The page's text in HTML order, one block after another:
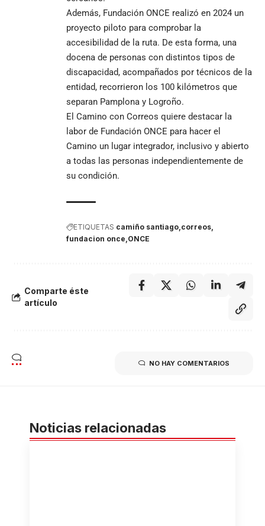
Además, Fundación ONCE realizó en 2024 un
proyecto piloto para comprobar la
accesibilidad de la ruta. De esta forma, una
docena de personas con distintos tipos de
discapacidad, acompañados por técnicos de la
entidad, recorrieron los 100 kilómetros que
separan Pamplona y Logroño.
El Camino con Correos quiere destacar la
labor de Fundación ONCE para hacer el
Camino un lugar integrador, inclusivo y abierto
a todas las personas independientemente de
su condición.
ETIQUETAS camiño santiago correos
fundacion once ONCE
Comparte éste
artículo
NO HAY COMENTARIOS
Noticias relacionadas